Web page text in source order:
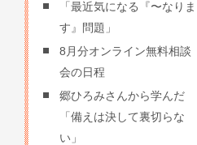
「最近気になる『〜なりま
す』問題」
8月分オンライン無料相談
会の日程
郷ひろみさんから学んだ
「備えは決して裏切らな
い」